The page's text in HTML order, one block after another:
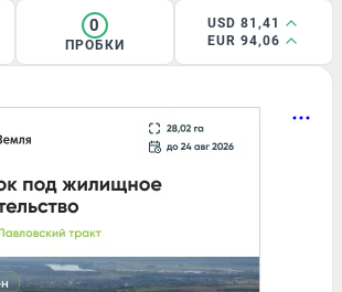
0
ПРОБКИ
USD 81,41
EUR 94,06